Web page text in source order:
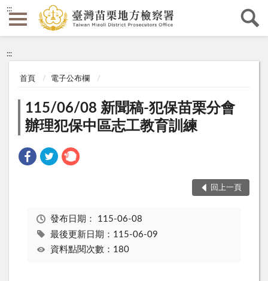
:::
:::
首頁 電子公布欄
115/06/08 新聞稿-犯保苗栗分會
辦理犯保中區志工教育訓練
回上一頁
發布日期： 115-06-08
最後更新日期：115-06-09
資料點閱次數：180